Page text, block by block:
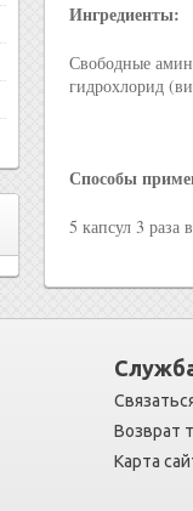
Ингредиенты:
Свободные
гидрохлорид
Способы
5 капсул 3 раза
Возврат
Карта